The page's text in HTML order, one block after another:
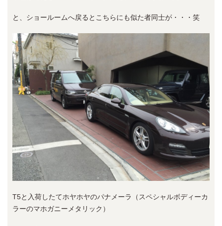
と、ショールームへ戻るとこちらにも似た者同士が・・・笑
T5と入荷したてホヤホヤのパナメーラ（スペシャルボディーカ
ラーのマホガニーメタリック）